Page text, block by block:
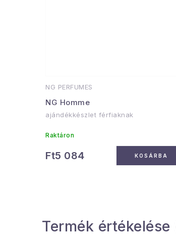
Termék értékelése
NG PERFUMES
NG Homme
ajándékkészlet férfiaknak
Raktáron
Ft5 084 KOSÁRBA